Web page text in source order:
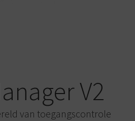
V2
van toegangscontrole